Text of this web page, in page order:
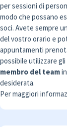
per sessioni di
modo che possano
soci. Avete sempre
del vostro orario e
appuntamenti
possibile utilizzare
membro del team
desiderata.
Per maggiori